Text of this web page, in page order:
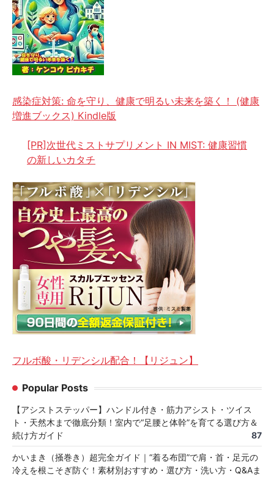
感染症対策: 命を守り、健康で明るい未来を築く！ (健康
増進ブックス) Kindle版
[PR]次世代ミストサプリメント IN MIST: 健康習慣
の新しいカタチ
フルボ酸・リデンシル配合！【リジュン】
Popular Posts
【アシストステッパー】ハンドル付き・筋力アシスト・ツイス
ト・天然木まで徹底分類！室内で“足腰と体幹”を育てる選び方＆
続け方ガイド
87
かいまき（掻巻き）超完全ガイド｜“着る布団”で肩・首・足元の
冷えを根こそぎ防ぐ！素材別おすすめ・選び方・洗い方・Q&Aま